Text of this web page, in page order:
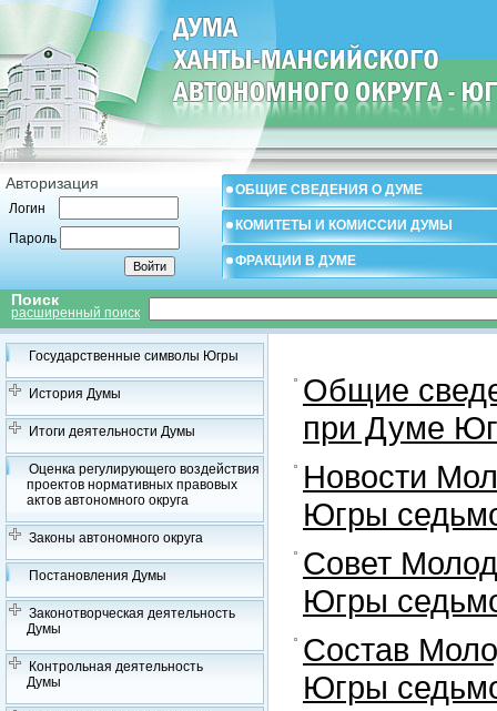
Авторизация
Логин
Пароль
ОБЩИЕ СВЕДЕНИЯ О ДУМЕ
КОМИТЕТЫ И КОМИССИИ ДУМЫ
ФРАКЦИИ В ДУМЕ
Поиск
расширенный поиск
Государственные символы Югры
История Думы
Итоги деятельности Думы
Оценка регулирующего воздействия
проектов нормативных правовых
актов автономного округа
Законы автономного округа
Постановления Думы
Законотворческая деятельность
Думы
Контрольная деятельность
Думы
Общие
при Думе
Новости
Югры
Совет
Югры
Состав
Югры